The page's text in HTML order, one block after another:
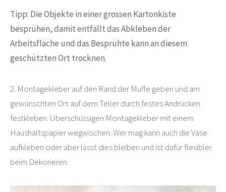
Tipp: Die Objekte in einer grossen Kartonkiste
besprühen, damit entfällt das Abkleben der
Arbeitsfläche und das Besprühte kann an diesem
geschützten Ort trocknen.
2. Montagekleber auf den Rand der Muffe geben und am
gewünschten Ort auf dem Teller durch festes Andrücken
festkleben. Überschüssigen Montagekleber mit einem
Haushaltspapier wegwischen. Wer mag kann auch die Vase
aufkleben oder aber lässt dies bleiben und ist dafür flexibler
beim Dekorieren.